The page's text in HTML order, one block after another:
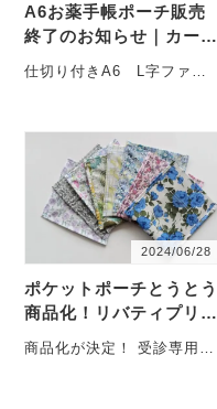
A6お薬手帳ポーチ販売
終了のお知らせ｜カード
ポケット付きが新定番に
仕切り付きA6 L字ファス
A6 L字ファス・・・
2024/06/28
ポケットポーチとうとう
商品化！リバティプリン
トでご用意
商品化が決定！ 受診専用ポ